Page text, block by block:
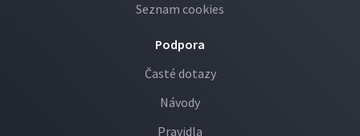
Seznam cookies
Podpora
Časté dotazy
Návody
Pravidla